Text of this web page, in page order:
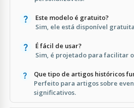
Este modelo é gratuito?
Sim, ele está disponível
É fácil de usar?
Sim, é projetado para facilitar
Que tipo de artigos históricos
Perfeito para artigos sobre
significativos.